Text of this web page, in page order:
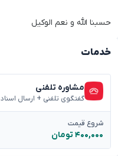
حسبنا الله و نعم الوکیل
خدمات
مشاوره تلفنی
گفتگوی تلفنی + ارسال اسناد
شروع قیمت
۴۰۰,۰۰۰ تومان